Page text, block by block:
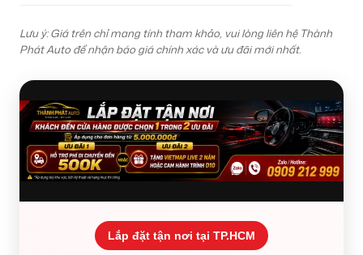
Lưu ý: Giá trên chỉ mang tính tham khảo, vui lòng liên hệ Thành
Phát Auto để nhận báo giá chính xác và ưu đãi mới nhất.
Lắp đặt tận nơi tại TP.HCM